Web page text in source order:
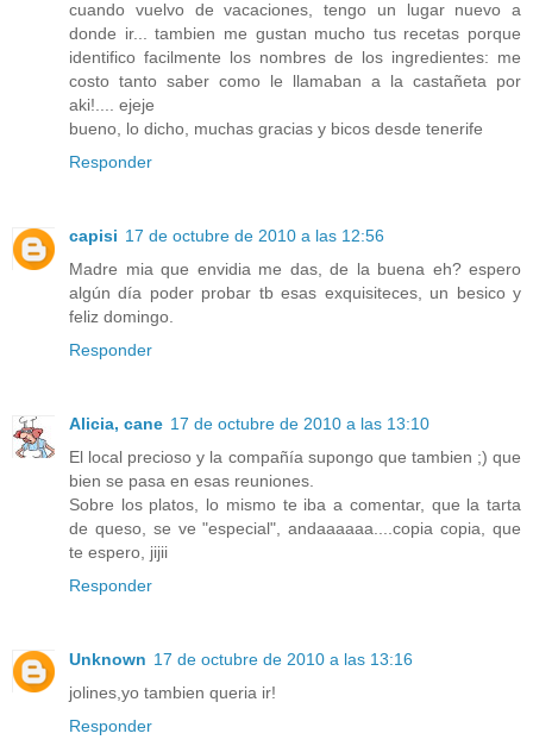
cuando vuelvo de vacaciones, tengo un lugar nuevo a
donde ir... tambien me gustan mucho tus recetas porque
identifico facilmente los nombres de los ingredientes: me
costo tanto saber como le llamaban a la castañeta por
aki!.... ejeje
bueno, lo dicho, muchas gracias y bicos desde tenerife
Responder
capisi 17 de octubre de 2010 a las 12:56
Madre mia que envidia me das, de la buena eh? espero
algún día poder probar tb esas exquisiteces, un besico y
feliz domingo.
Responder
Alicia, cane 17 de octubre de 2010 a las 13:10
El local precioso y la compañía supongo que tambien ;) que
bien se pasa en esas reuniones.
Sobre los platos, lo mismo te iba a comentar, que la tarta
de queso, se ve "especial", andaaaaaa....copia copia, que
te espero, jijii
Responder
Unknown 17 de octubre de 2010 a las 13:16
jolines,yo tambien queria ir!
Responder